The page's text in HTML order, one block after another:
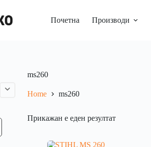
Почетна Производи
ms260
Home ms260
Прикажан е еден резултат